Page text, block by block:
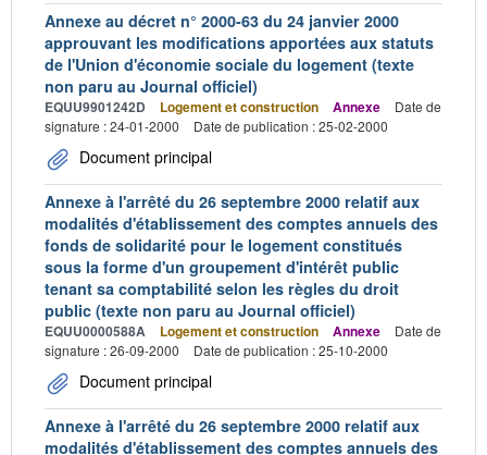
Annexe au décret n° 2000-63 du 24 janvier 2000
approuvant les modifications apportées aux statuts
de l'Union d'économie sociale du logement (texte
non paru au Journal officiel)
EQUU9901242D Logement et construction Annexe
Date de
signature : 24-01-2000
Date de publication : 25-02-2000
Document principal
Annexe à l'arrêté du 26 septembre 2000 relatif aux
modalités d'établissement des comptes annuels des
fonds de solidarité pour le logement constitués
sous la forme d'un groupement d'intérêt public
tenant sa comptabilité selon les règles du droit
public (texte non paru au Journal officiel)
EQUU0000588A Logement et construction Annexe
Date de
signature : 26-09-2000
Date de publication : 25-10-2000
Document principal
Annexe à l'arrêté du 26 septembre 2000 relatif aux
modalités d'établissement des comptes annuels des